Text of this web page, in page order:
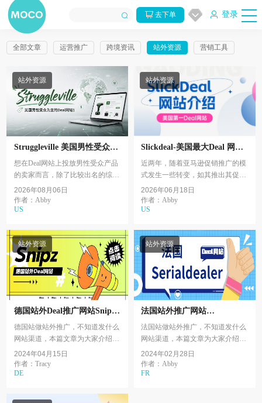
去下单 登录
全部文章 运营推广 跨境资讯 站外资源 营销工具
站外资源
Struggleville 美国男性受众为
主的Deal网站1
想在Deal网站上投放男性受众产品
的卖家而言，除了比较出名的综合
类网站，比如Dealnews, Slickdeal等
渠道之外，也有其他男性受众居多
的网站可以选择...
2026年08月06日
作者：Abby
US
站外资源
Slickdeal-美国最大Deal 网站
介绍，从2.0到3.0发帖有哪些
变化？
近两年，随着亚马逊促销推广的模
式发生一些转变，如其推出其促销
推广平台ACC等，站外促销也在悄
然发生一些变化，其中在 SlickDeal
网站的变化尤为...
2026年06月18日
作者：Abby
US
站外资源
德国站外Deal推广网站Snipz
最新介绍
德国站做站外推广，不知道发什么
网站渠道，本篇文章为大家介绍
Snipz。一Snipz介绍Snipz是德国新
兴Deal网站，每天都会在互联网上
追踪最便宜的商品、...
2024年04月15日
作者：Tracy
DE
站外资源
法国站外推广网站
Serialdealer最新介绍
法国站做站外推广，不知道发什么
网站渠道，本篇文章为大家介绍
Serialdealer。一Serialdealer介绍
2024年02月28日
作者：Abby
FR